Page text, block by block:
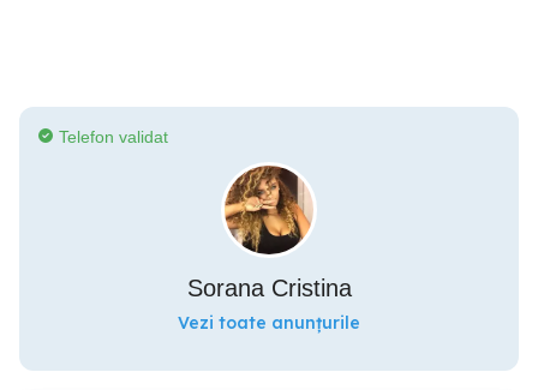
Telefon validat
Sorana Cristina
Vezi toate anunțurile